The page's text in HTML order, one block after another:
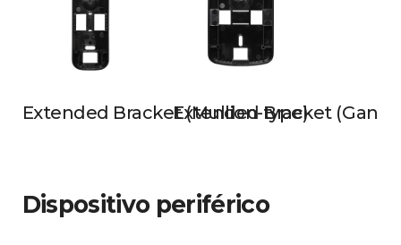
Extended Bracket (Mullion-type)
Extended Bracket
Dispositivo periférico